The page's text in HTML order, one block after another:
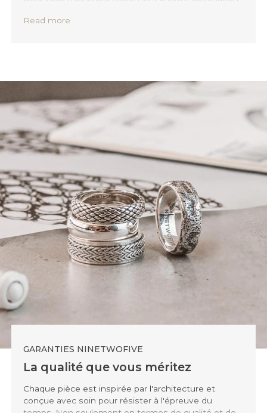
votre intégrité en cours de route. Prenez le contrôle
Read more
GARANTIES NINETWOFIVE
La qualité que vous méritez
Chaque pièce est inspirée par l'architecture et
conçue avec soin pour résister à l'épreuve du